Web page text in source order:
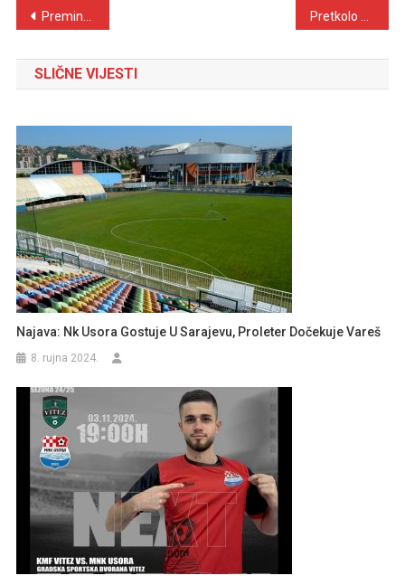
Navigacija
objava
Preminuo Vinko Barukčić
SLIČNE VIJESTI
Najava: Nk Usora Gostuje U Sarajevu, Proleter Dočekuje Vareš
8. rujna 2024.